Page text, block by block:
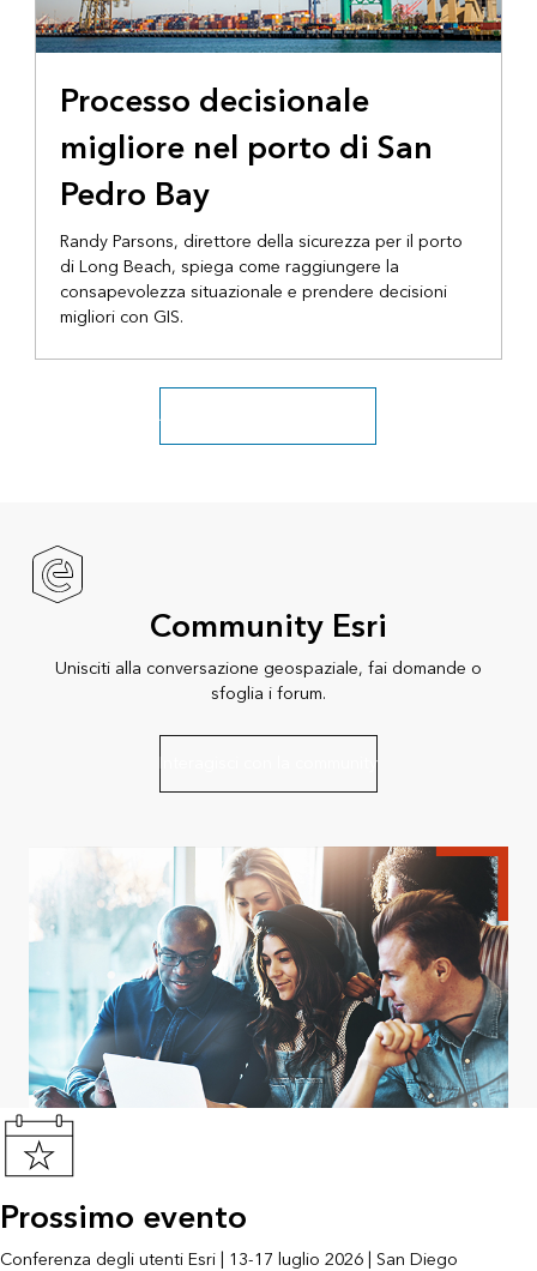
Processo decisionale
migliore nel porto di San
Pedro Bay
Randy Parsons, direttore della sicurezza per il porto
di Long Beach, spiega come raggiungere la
consapevolezza situazionale e prendere decisioni
migliori con GIS.
Accedi all'archivio completo
Community Esri
Unisciti alla conversazione geospaziale, fai domande o
sfoglia i forum.
Interagisci con la community
Prossimo evento
Conferenza degli utenti Esri | 13-17 luglio 2026 | San Diego